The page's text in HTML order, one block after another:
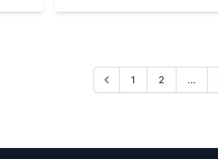
1 2 ...